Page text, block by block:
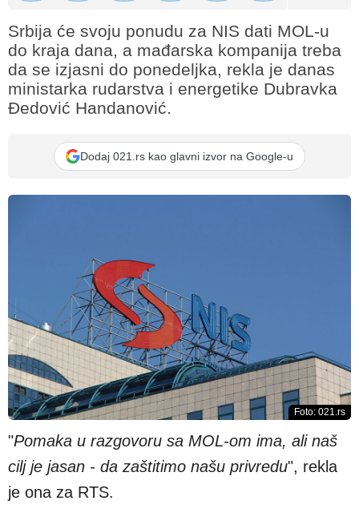
Srbija će svoju ponudu za NIS dati MOL-u
do kraja dana, a mađarska kompanija treba
da se izjasni do ponedeljka, rekla je danas
ministarka rudarstva i energetike Dubravka
Đedović Handanović.
Dodaj 021.rs kao glavni izvor na Google-u
Foto: 021.rs
"Pomaka u razgovoru sa MOL-om ima, ali naš
cilj je jasan - da zaštitimo našu privredu", rekla
je ona za RTS.